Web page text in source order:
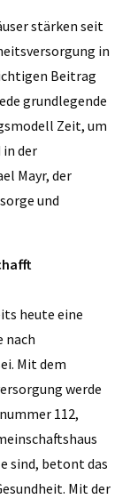
stärken seit
in
Beitrag
grundlegende
Zeit, um
der
Mayr, der
und
heute eine
nach
Mit dem
werde
112,
sind, betont das
Mit der